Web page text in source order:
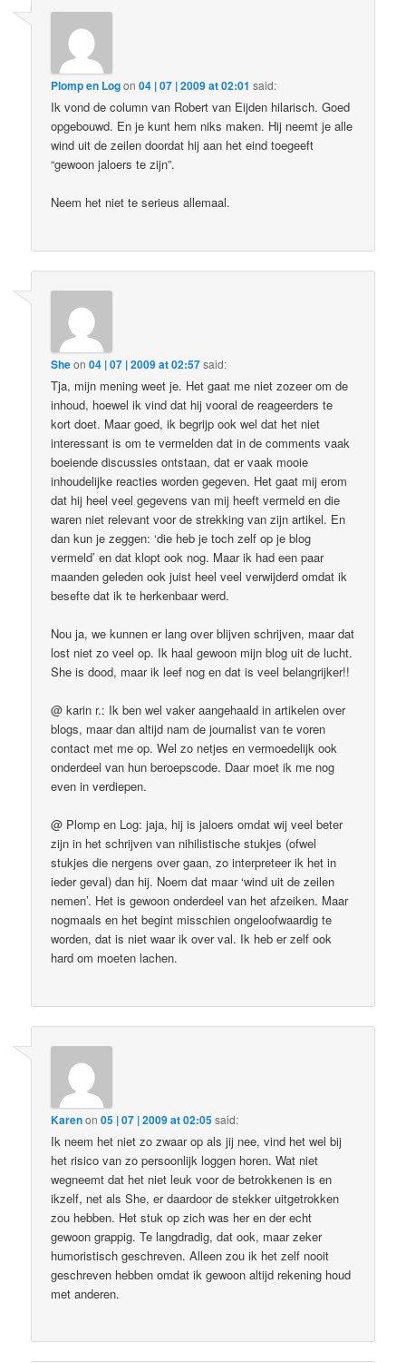
Plomp en Logon04 | 07 | 2009 at 02:01 said:
Ik vond de column van Robert van Eijden hilarisch. Goed
opgebouwd. En je kunt hem niks maken. Hij neemt je alle
wind uit de zeilen doordat hij aan het eind toegeeft
“gewoon jaloers te zijn”.
Neem het niet te serieus allemaal.
Sheon04 | 07 | 2009 at 02:57said:
Tja, mijn mening weet je. Het gaat me niet zozeer om de
inhoud, hoewel ik vind dat hij vooral de reageerders te
kort doet. Maar goed, ik begrijp ook wel dat het niet
interessant is om te vermelden dat in de comments vaak
boeiende discussies ontstaan, dat er vaak mooie
inhoudelijke reacties worden gegeven. Het gaat mij erom
dat hij heel veel gegevens van mij heeft vermeld en die
waren niet relevant voor de strekking van zijn artikel. En
dan kun je zeggen: ‘die heb je toch zelf op je blog
vermeld’ en dat klopt ook nog. Maar ik had een paar
maanden geleden ook juist heel veel verwijderd omdat ik
besefte dat ik te herkenbaar werd.
Nou ja, we kunnen er lang over blijven schrijven, maar dat
lost niet zo veel op. Ik haal gewoon mijn blog uit de lucht.
She is dood, maar ik leef nog en dat is veel belangrijker!!
@ karin r.: Ik ben wel vaker aangehaald in artikelen over
blogs, maar dan altijd nam de journalist van te voren
contact met me op. Wel zo netjes en vermoedelijk ook
onderdeel van hun beroepscode. Daar moet ik me nog
even in verdiepen.
@ Plomp en Log: jaja, hij is jaloers omdat wij veel beter
zijn in het schrijven van nihilistische stukjes (ofwel
stukjes die nergens over gaan, zo interpreteer ik het in
ieder geval) dan hij. Noem dat maar ‘wind uit de zeilen
nemen’. Het is gewoon onderdeel van het afzeiken. Maar
nogmaals en het begint misschien ongeloofwaardig te
worden, dat is niet waar ik over val. Ik heb er zelf ook
hard om moeten lachen.
Karenon05 | 07 | 2009 at 02:05said:
Ik neem het niet zo zwaar op als jij nee, vind het wel bij
het risico van zo persoonlijk loggen horen. Wat niet
wegneemt dat het niet leuk voor de betrokkenen is en
ikzelf, net als She, er daardoor de stekker uitgetrokken
zou hebben. Het stuk op zich was her en der echt
gewoon grappig. Te langdradig, dat ook, maar zeker
humoristisch geschreven. Alleen zou ik het zelf nooit
geschreven hebben omdat ik gewoon altijd rekening houd
met anderen.